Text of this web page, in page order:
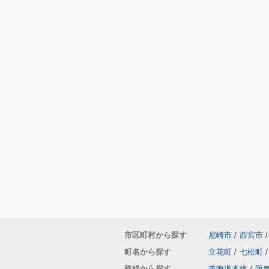
市区町村から探す 尼崎市 / 西宮市 /
町名から探す
立花町 / 七松町 /